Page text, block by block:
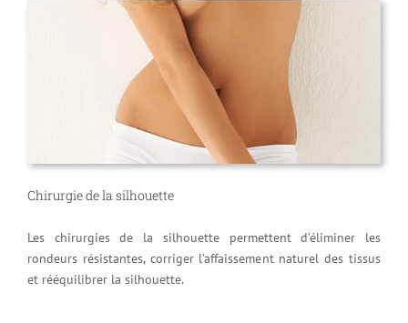
Chirurgie de la silhouette
Les chirurgies de la silhouette permettent d’éliminer les
rondeurs résistantes, corriger l’affaissement naturel des tissus
et rééquilibrer la silhouette.